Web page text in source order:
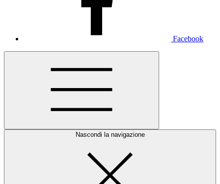
Facebook
Nascondi la navigazione